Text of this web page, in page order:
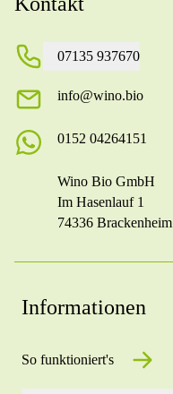
07135 937670
info@wino.bio
0152 04264151
Wino Bio GmbH
Im Hasenlauf 1
74336 Brackenheim
Informationen
So funktioniert's